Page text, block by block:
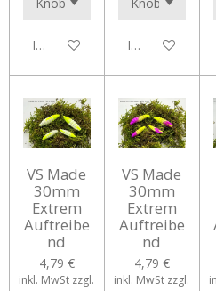
In den WarenkorbIn den
VS Made
30mm
Extrem
Auftreibe
nd
4,79 €
inkl. MwSt zzgl.
VS Made
30mm
Extrem
Auftreibe
nd
4,79 €
inkl. MwSt zzgl.